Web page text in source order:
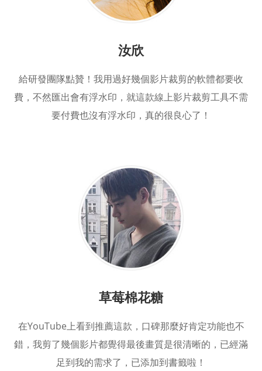
汝欣
給研發團隊點贊！我用過好幾個影片裁剪的軟體都要收
費，不然匯出會有浮水印，就這款線上影片裁剪工具不需
要付費也沒有浮水印，真的很良心了！
草莓棉花糖
在YouTube上看到推薦這款，口碑那麼好肯定功能也不
錯，我剪了幾個影片都覺得最後畫質是很清晰的，已經滿
足到我的需求了，已添加到書籤啦！